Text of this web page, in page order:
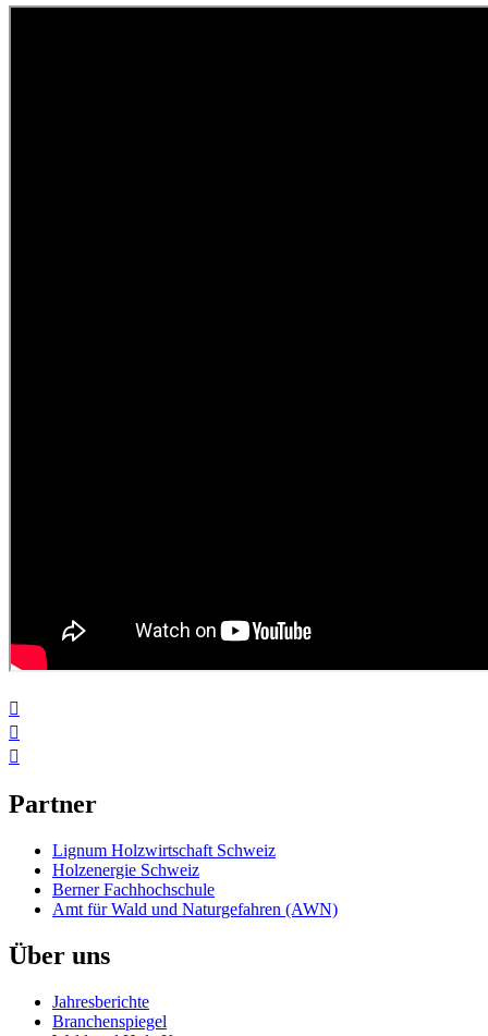



Partner
Lignum Holzwirtschaft Schweiz
Holzenergie Schweiz
Berner Fachhochschule
Amt für Wald und Naturgefahren (AWN)
Über uns
Jahresberichte
Branchenspiegel